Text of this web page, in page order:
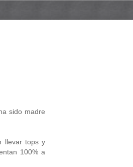
sido madre
llevar tops y
100% a